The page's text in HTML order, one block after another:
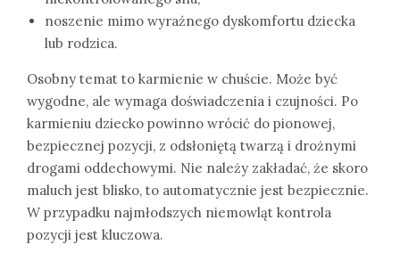
noszenie mimo wyraźnego dyskomfortu dziecka
lub rodzica.
Osobny temat to karmienie w chuście. Może być
wygodne, ale wymaga doświadczenia i czujności. Po
karmieniu dziecko powinno wrócić do pionowej,
bezpiecznej pozycji, z odsłoniętą twarzą i drożnymi
drogami oddechowymi. Nie należy zakładać, że skoro
maluch jest blisko, to automatycznie jest bezpiecznie.
W przypadku najmłodszych niemowląt kontrola
pozycji jest kluczowa.